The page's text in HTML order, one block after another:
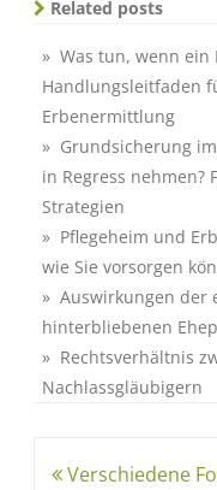
Related posts
» Was tun, wenn ein
Handlungsleitfaden
Erbenermittlung
» Grundsicherung
in Regress nehmen?
Strategien
» Pflegeheim und
wie Sie vorsorgen
» Auswirkungen der
hinterbliebenen
» Rechtsverhältnis
Nachlassgläubigern
Verschiedene